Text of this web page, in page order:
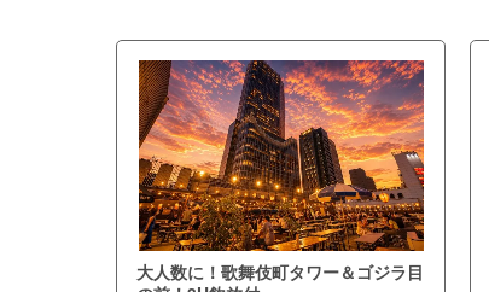
大人数に！歌舞伎町タワー＆ゴジラ目